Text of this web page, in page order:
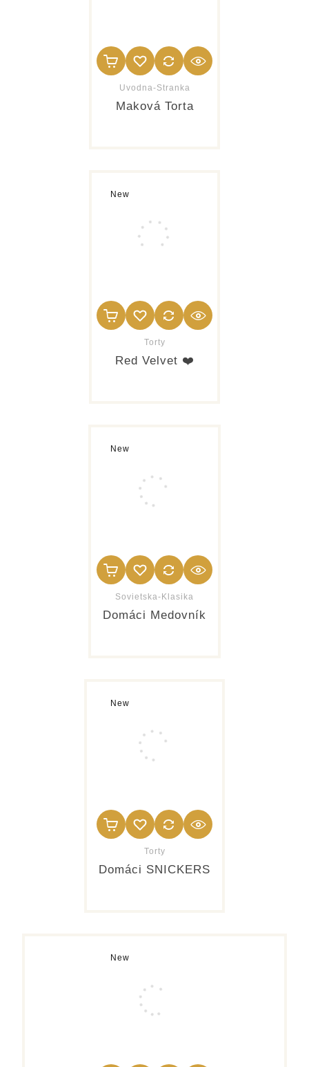
Uvodna-Stranka
Maková Torta
New
Torty
Red Velvet ❤️
New
Sovietska-Klasika
Domáci Medovník
New
Torty
Domáci SNICKERS
New